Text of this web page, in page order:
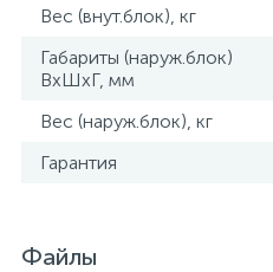
Вес (внут.блок), кг
Габариты (наруж.блок)
ВxШxГ, мм
Вес (наруж.блок), кг
Гарантия
Файлы